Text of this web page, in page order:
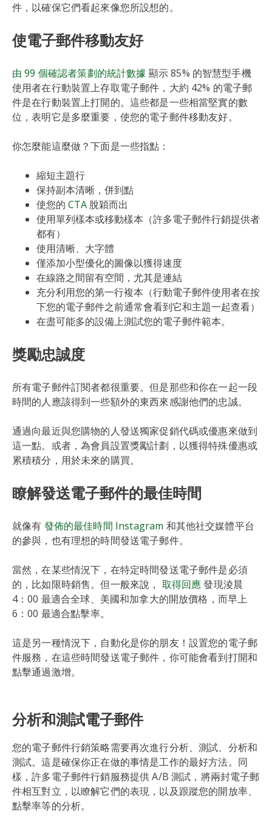
件，以確保它們看起來像您所設想的。
使電子郵件移動友好
由 99 個確認者策劃的統計數據 顯示 85% 的智慧型手機
使用者在行動裝置上存取電子郵件，大約 42% 的電子郵
件是在行動裝置上打開的。這些都是一些相當堅實的數
位，表明它是多麼重要，使您的電子郵件移動友好。
你怎麼能這麼做？下面是一些指點：
縮短主題行
保持副本清晰，併到點
使您的 CTA 脫穎而出
使用單列樣本或移動樣本（許多電子郵件行銷提供者
都有）
使用清晰、大字體
僅添加小型優化的圖像以獲得速度
在線路之間留有空間，尤其是連結
充分利用您的第一行複本（行動電子郵件使用者在按
下您的電子郵件之前通常會看到它和主題一起查看）
在盡可能多的設備上測試您的電子郵件範本。
獎勵忠誠度
所有電子郵件訂閱者都很重要。但是那些和你在一起一段
時間的人應該得到一些額外的東西來感謝他們的忠誠。
通過向最近與您購物的人發送獨家促銷代碼或優惠來做到
這一點。或者，為會員設置獎勵計劃，以獲得特殊優惠或
累積積分，用於未來的購買。
瞭解發送電子郵件的最佳時間
就像有 發佈的最佳時間 Instagram 和其他社交媒體平台
的參與，也有理想的時間發送電子郵件。
當然，在某些情況下，在特定時間發送電子郵件是必須
的，比如限時銷售。但一般來說， 取得回應發現淩晨
4：00 最適合全球、美國和加拿大的開放價格，而早上
6：00 最適合點擊率。
這是另一種情況下，自動化是你的朋友！設置您的電子郵
件服務，在這些時間發送電子郵件，你可能會看到打開和
點擊通過激增。
分析和測試電子郵件
您的電子郵件行銷策略需要再次進行分析、測試、分析和
測試。這是確保你正在做的事情是工作的最好方法。同
樣，許多電子郵件行銷服務提供 A/B 測試，將兩封電子郵
件相互對立，以瞭解它們的表現，以及跟蹤您的開放率、
點擊率等的分析。